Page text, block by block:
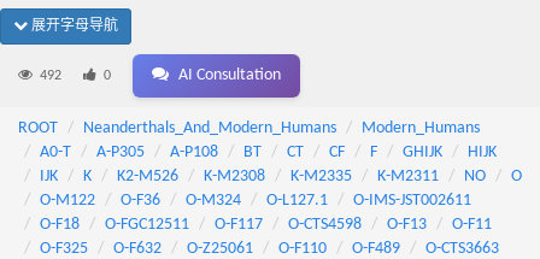
展开字母导航
492 0 AI Consultation
ROOT Neanderthals_And_Modern_Humans
Modern_Humans
A0-T
A-P305 A-P108 BT CT CF F GHIJK
HIJK
IJK
K K2-M526 K-M2308 K-M2335 K-M2311 NO
O
O-M122
O-F36 O-M324 O-L127.1
O-IMS-JST002611
O-F18
O-FGC12511 O-F117 O-CTS4598 O-F13
O-F11
O-F325
O-F632 O-Z25061 O-F110 O-F489
O-CTS3663